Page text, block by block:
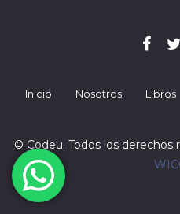
Inicio Nosotros Libros
© Codeu. Todos los derechos